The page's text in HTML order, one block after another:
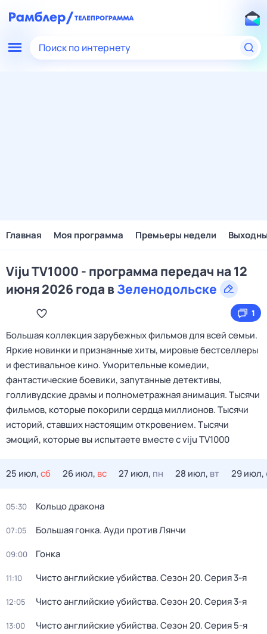
Поиск по интернету
Главная Моя программа Премьеры недели
Viju TV1000 - программа передач на 12
июня 2026 года вЗеленодольске
1
Большая коллекция зарубежных фильмов для всей семьи.
Яркие новинки и признанные хиты, мировые бестселлеры
и фестивальное кино. Уморительные комедии,
фантастические боевики, запутанные детективы,
голливудские драмы и полнометражная анимация. Тысячи
фильмов, которые покорили сердца миллионов. Тысячи
историй, ставших настоящим откровением. Тысячи
эмоций, которые вы испытаете вместе с viju TV1000
25 июл,сб 26 июл, вс 27 июл, пн 28 июл, вт 29 июл,
05:30 Кольцо дракона
07:05 Большая гонка. Ауди против Лянчи
09:00 Гонка
11:10 Чисто английские убийства. Сезон 20. Серия 3-я
12:05 Чисто английские убийства. Сезон 20. Серия 3-я
13:00 Чисто английские убийства. Сезон 20. Серия 5-я